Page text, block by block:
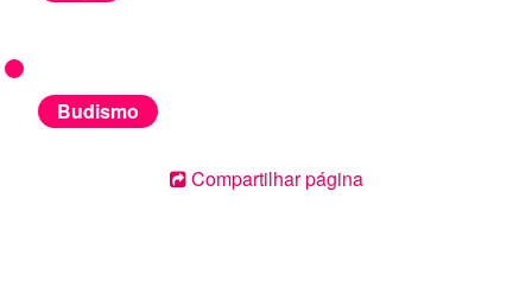
Budismo
Compartilhar página